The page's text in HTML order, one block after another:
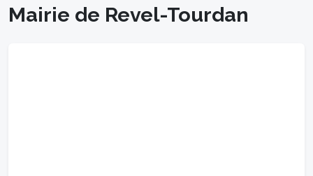
Mairie de Revel-Tourdan